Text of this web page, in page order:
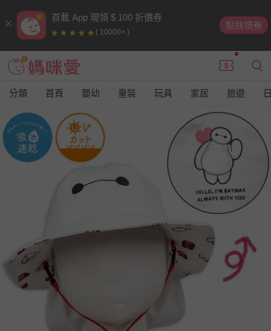
首載 App 現領 $ 100 折價券
( 10000+ )
點我領券
分類 首頁 嬰幼 童裝 玩具 家居 旅遊